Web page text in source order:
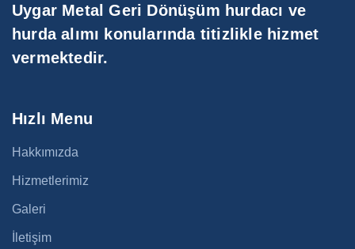
Uygar Metal Geri Dönüşüm hurdacı ve
hurda alımı konularında titizlikle hizmet
vermektedir.
Hızlı Menu
Hakkımızda
Hizmetlerimiz
Galeri
İletişim